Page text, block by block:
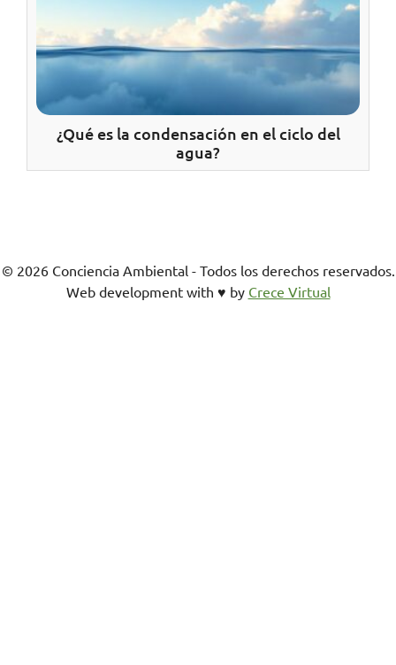
¿Qué es la condensación en el ciclo del
agua?
© 2026 Conciencia Ambiental - Todos los derechos reservados.
Web development with ♥︎ by Crece Virtual